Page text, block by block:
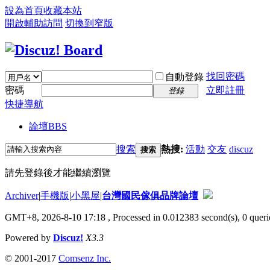
設為首頁收藏本站
開啟輔助訪問 切換到窄版
自動登錄 找回密碼
密碼
登錄
立即註冊
快捷導航
論壇BBS
搜索 搜索 熱搜: 活動 交友 discuz
請先登錄後才能繼續瀏覽
Archiver|手機版|小黑屋|台灣國民傢俱品牌論壇
GMT+8, 2026-8-10 17:18 , Processed in 0.012383 second(s), 0
Powered by Discuz! X3.3
© 2001-2017 Comsenz Inc.